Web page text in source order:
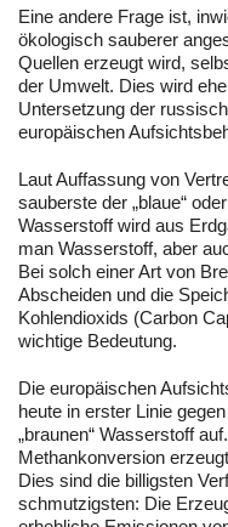
Eine andere Frage ist,
ökologisch sauberer
Quellen erzeugt wird,
der Umwelt. Dies wird
Untersetzung der
europäischen
Laut Auffassung von
sauberste der „blaue“
Wasserstoff wird aus
man Wasserstoff, aber
Bei solch einer Art von
Abscheiden und die
Kohlendioxids (Carbon
wichtige Bedeutung.
Die europäischen
heute in erster Linie
„braunen“ Wasserstoff
Methankonversion
Dies sind die billigsten
schmutzigsten: Die